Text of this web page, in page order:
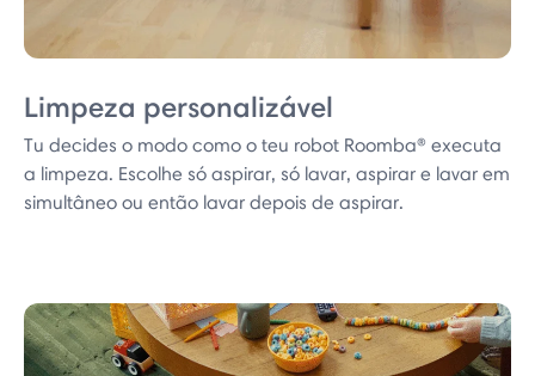
Limpeza personalizável
Tu decides o modo como o teu robot Roomba® executa
a limpeza. Escolhe só aspirar, só lavar, aspirar e lavar em
simultâneo ou então lavar depois de aspirar.